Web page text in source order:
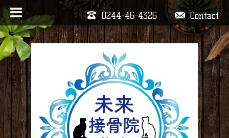
Contact
0244-46-4326